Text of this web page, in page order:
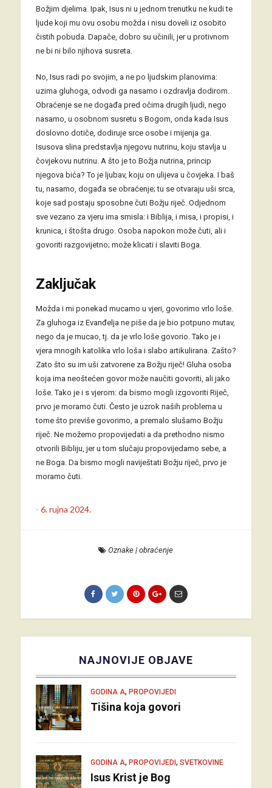
Božjim djelima. Ipak, Isus ni u jednom trenutku ne kudi te
ljude koji mu ovu osobu možda i nisu doveli iz osobito
čistih pobuda. Dapače, dobro su učinili, jer u protivnom
ne bi ni bilo njihova susreta.
No, Isus radi po svojim, a ne po ljudskim planovima:
uzima gluhoga, odvodi ga nasamo i ozdravlja dodirom.
Obraćenje se ne događa pred očima drugih ljudi, nego
nasamo, u osobnom susretu s Bogom, onda kada Isus
doslovno dotiče, dodiruje srce osobe i mijenja ga.
Isusova slina predstavlja njegovu nutrinu, koju stavlja u
čovjekovu nutrinu. A što je to Božja nutrina, princip
njegova bića? To je ljubav, koju on ulijeva u čovjeka. I baš
tu, nasamo, događa se obraćenje; tu se otvaraju uši srca,
koje sad postaju sposobne čuti Božju riječ. Odjednom
sve vezano za vjeru ima smisla: i Biblija, i misa, i propisi, i
krunica, i štošta drugo. Osoba napokon može čuti, ali i
govoriti razgovijetno; može klicati i slaviti Boga.
Zaključak
Možda i mi ponekad mucamo u vjeri, govorimo vrlo loše.
Za gluhoga iz Evanđelja ne piše da je bio potpuno mutav,
nego da je mucao, tj. da je vrlo loše govorio. Tako je i
vjera mnogih katolika vrlo loša i slabo artikulirana. Zašto?
Zato što su im uši zatvorene za Božju riječ! Gluha osoba
koja ima neoštećen govor može naučiti govoriti, ali jako
loše. Tako je i s vjerom: da bismo mogli izgovoriti Riječ,
prvo je moramo čuti. Često je uzrok naših problema u
tome što previše govorimo, a premalo slušamo Božju
riječ. Ne možemo propovijedati a da prethodno nismo
otvorili Bibliju, jer u tom slučaju propovijedamo sebe, a
ne Boga. Da bismo mogli naviještati Božju riječ, prvo je
moramo čuti.
- 6. rujna 2024.
Oznake |obraćenje
NAJNOVIJE OBJAVE
GODINA A, PROPOVIJEDI
Tišina koja govori
GODINA A, PROPOVIJEDI, SVETKOVINE
Isus Krist je Bog